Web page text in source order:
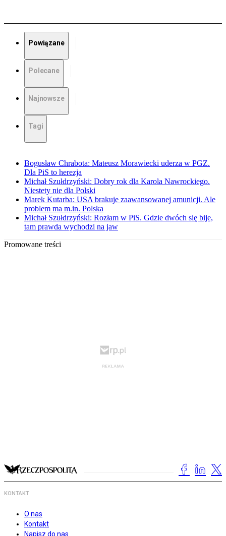
Powiązane
Polecane
Najnowsze
Tagi
Bogusław Chrabota: Mateusz Morawiecki uderza w PGZ.
Dla PiS to herezja
Michał Szułdrzyński: Dobry rok dla Karola Nawrockiego.
Niestety nie dla Polski
Marek Kutarba: USA brakuje zaawansowanej amunicji. Ale
problem ma m.in. Polska
Michał Szułdrzyński: Rozłam w PiS. Gdzie dwóch się bije,
tam prawda wychodzi na jaw
Promowane treści
KONTAKT
O nas
Kontakt
Napisz do nas